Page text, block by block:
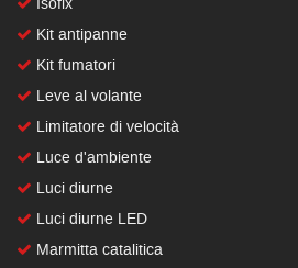
Kit antipanne
Kit fumatori
Leve al volante
Limitatore di velocità
Luce d'ambiente
Luci diurne
Luci diurne LED
Marmitta catalitica